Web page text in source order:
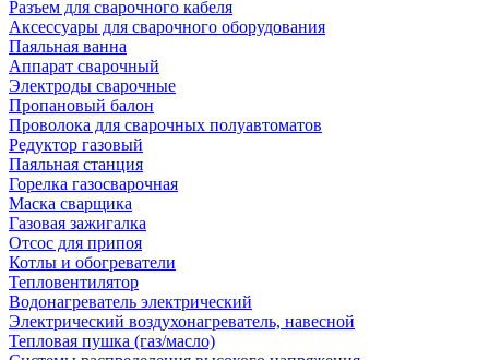
Разъем для сварочного кабеля
Аксессуары для сварочного оборудования
Паяльная ванна
Аппарат сварочный
Электроды сварочные
Пропановый балон
Проволока для сварочных полуавтоматов
Редуктор газовый
Паяльная станция
Горелка газосварочная
Маска сварщика
Газовая зажигалка
Отсос для припоя
Котлы и обогреватели
Тепловентилятор
Водонагреватель электрический
Электрический воздухонагреватель, навесной
Тепловая пушка (газ/масло)